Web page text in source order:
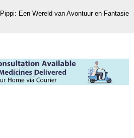
Pippi: Een Wereld van Avontuur en Fantasie